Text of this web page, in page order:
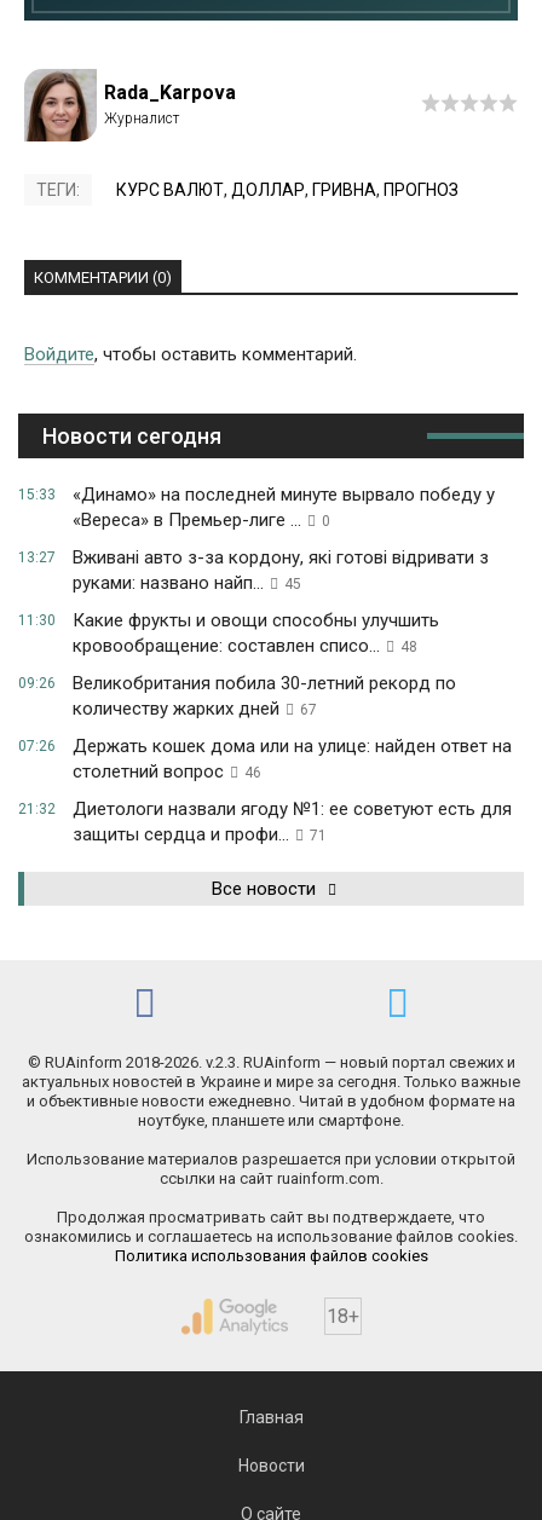
Rada_Karpova
ТЕГИ: КУРС ВАЛЮТ, ДОЛЛАР, ГРИВНА, ПРОГНОЗ
КОММЕНТАРИИ (0)
Войдите, чтобы оставить комментарий.
Новости сегодня
15:33
«Динамо» на последней минуте вырвало победу у
«Вереса» в Премьер-лиге ...
0
13:27
Вживані авто з-за кордону, які готові відривати з
руками: названо найп...
45
11:30
Какие фрукты и овощи способны улучшить
кровообращение: составлен списо...
48
09:26
Великобритания побила 30-летний рекорд по
количеству жарких дней
67
07:26
Держать кошек дома или на улице: найден ответ на
столетний вопрос
46
21:32
Диетологи назвали ягоду №1: ее советуют есть для
защиты сердца и профи...
71
Все новости
© RUAinform 2018-2026. v.2.3. RUAinform — новый портал свежих и
актуальных новостей в Украине и мире за сегодня. Только важные
и объективные новости ежедневно. Читай в удобном формате на
ноутбуке, планшете или смартфоне.
Использование материалов разрешается при условии открытой
ссылки на сайт ruainform.com.
Продолжая просматривать сайт вы подтверждаете, что
ознакомились и соглашаетесь на использование файлов cookies.
Политика использования файлов cookies
18+
Главная
Новости
О сайте